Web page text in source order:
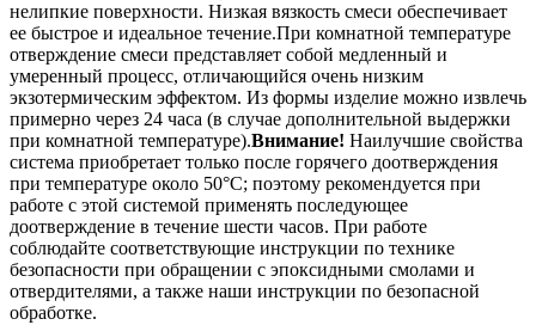
нелипкие поверхности. Низкая вязкость смеси обеспечивает
ее быстрое и идеальное течение.При комнатной температуре
отверждение смеси представляет собой медленный и
умеренный процесс, отличающийся очень низким
экзотермическим эффектом. Из формы изделие можно извлечь
примерно через 24 часа (в случае дополнительной выдержки
при комнатной температуре).Внимание! Наилучшие свойства
система приобретает только после горячего доотверждения
при температуре около 50°С; поэтому рекомендуется при
работе с этой системой применять последующее
доотверждение в течение шести часов. При работе
соблюдайте соответствующие инструкции по технике
безопасности при обращении с эпоксидными смолами и
отвердителями, а также наши инструкции по безопасной
обработке.